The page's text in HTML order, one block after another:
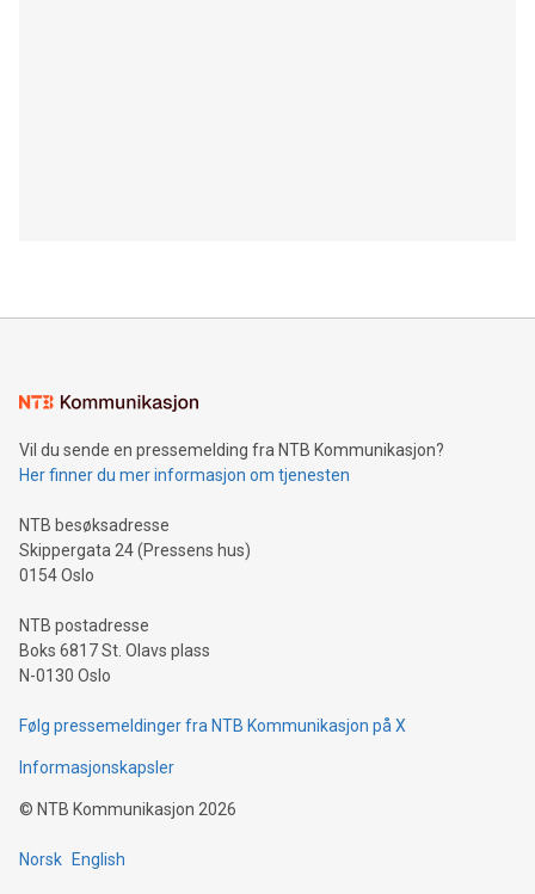
Vil du sende en pressemelding fra NTB Kommunikasjon?
Her finner du mer informasjon om tjenesten
NTB besøksadresse
Skippergata 24 (Pressens hus)
0154 Oslo
NTB postadresse
Boks 6817 St. Olavs plass
N-0130 Oslo
Følg pressemeldinger fra NTB Kommunikasjon på X
Informasjonskapsler
© NTB Kommunikasjon 2026
Norsk English